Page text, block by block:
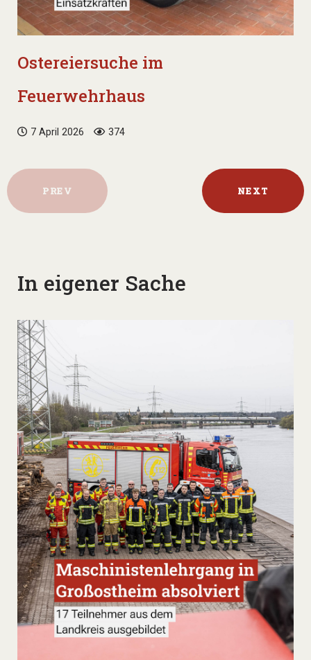
Ostereiersuche im
Feuerwehrhaus
7 April 2026 374
PREV NEXT
In eigener Sache